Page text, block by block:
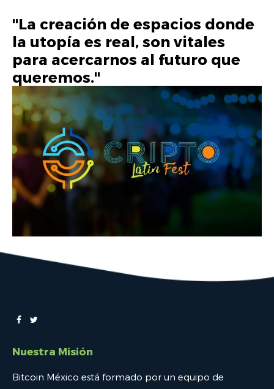
"La creación de espacios donde
la utopía es real, son vitales
para acercarnos al futuro que
queremos."
Nuestra Misión
Bitcoin México está formado por un equipo de